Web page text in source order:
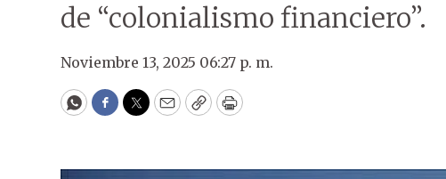
de “colonialismo financiero”.
Noviembre 13, 2025 06:27 p. m.
WhatsApp
Facebook
Twitter
EmailCopyPrint